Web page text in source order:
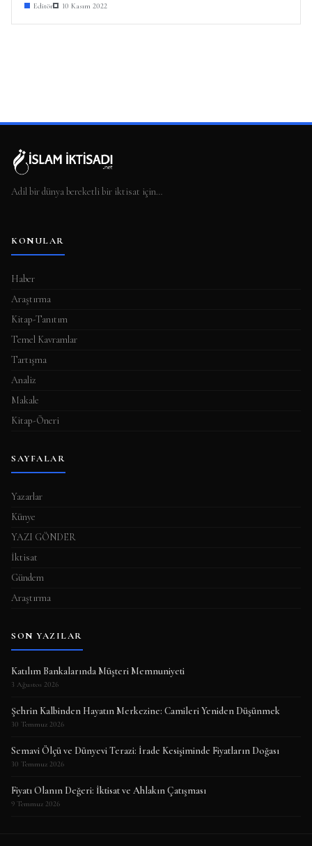
Editör 10 Kasım 2022
Adil bir dünya bereketli bir iktisat için…
KONULAR
Haber
Araştırma
Kitap-Tanıtım
Temel Kavramlar
Tartışma
Analiz
Makale
Kitap-Öneri
SAYFALAR
Yazarlar
Künye
YAZI GÖNDER
İktisat
Gündem
Araştırma
SON YAZILAR
Katılım Bankalarında Müşteri Memnuniyeti
3 Ağustos 2026
Şehrin Kalbinden Hayatın Merkezine: Camileri Yeniden Düşünmek
30 Temmuz 2026
Semavi Ölçü ve Dünyevi Terazi: İrade Kesişiminde Fiyatların Doğası
30 Temmuz 2026
Fiyatı Olanın Değeri: İktisat ve Ahlakın Çatışması
9 Temmuz 2026